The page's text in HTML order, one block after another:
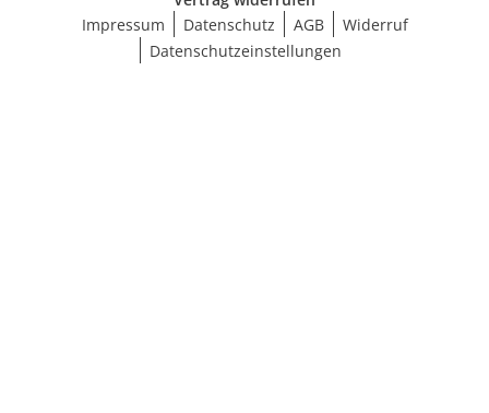
Impressum
Datenschutz AGB
Widerruf
Datenschutzeinstellungen